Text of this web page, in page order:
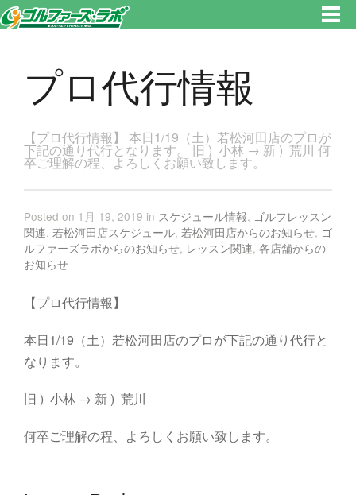
レッスン！
プロ代行情報
【プロ代行情報】 本日1/19（土）若松河田店のプロが
下記の通り代行となります。 旧 ) 小林 → 新 ) 荒川 何
卒ご理解の程、よろしくお願い致します。
Posted on 1月 19, 2019 in スケジュール情報, ゴルフレッスン
関連, 若松河田店スケジュール, 若松河田店からのお知らせ, ゴ
ルファーズラボからのお知らせ, レッスン関連, 各店舗からの
お知らせ
【プロ代行情報】
本日1/19（土）若松河田店のプロが下記の通り代行と
なります。
旧 ) 小林 → 新 ) 荒川
何卒ご理解の程、よろしくお願い致します。